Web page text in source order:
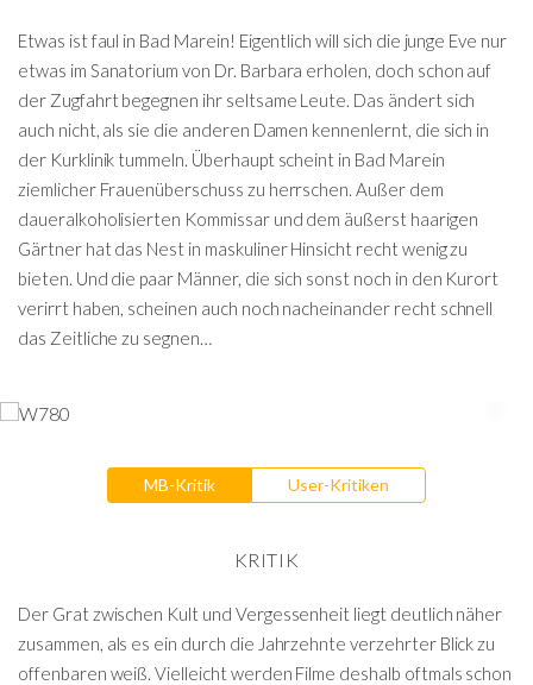
Etwas ist faul in Bad Marein! Eigentlich will sich die junge Eve nur
etwas im Sanatorium von Dr. Barbara erholen, doch schon auf
der Zugfahrt begegnen ihr seltsame Leute. Das ändert sich
auch nicht, als sie die anderen Damen kennenlernt, die sich in
der Kurklinik tummeln. Überhaupt scheint in Bad Marein
ziemlicher Frauenüberschuss zu herrschen. Außer dem
daueralkoholisierten Kommissar und dem äußerst haarigen
Gärtner hat das Nest in maskuliner Hinsicht recht wenig zu
bieten. Und die paar Männer, die sich sonst noch in den Kurort
verirrt haben, scheinen auch noch nacheinander recht schnell
das Zeitliche zu segnen…
MB-Kritik User-Kritiken
KRITIK
Der Grat zwischen Kult und Vergessenheit liegt deutlich näher
zusammen, als es ein durch die Jahrzehnte verzehrter Blick zu
offenbaren weiß. Vielleicht werden Filme deshalb oftmals schon